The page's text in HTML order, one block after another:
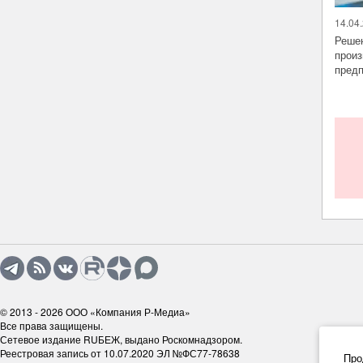
© 2013 - 2026 ООО «Компания Р-Медиа»
Все права защищены.
Сетевое издание RUБЕЖ, выдано Роскомнадзором.
Реестровая запись от 10.07.2020 ЭЛ №ФС77-78638